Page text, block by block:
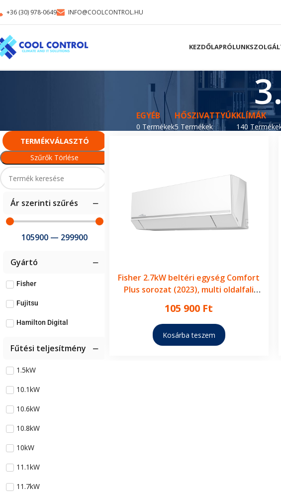
+36 (30) 978-0649 INFO@COOLCONTROL.HU
KEZDŐLAPRÓLUNK
EGYÉB
0 Termékek
HŐSZIVATTYÚK
5 Termékek
KLÍMÁK
140
TERMÉKVÁLASZTÓ
Szűrők Törlése
Ár szerinti szűrés
105900 — 299900
Gyártó
Fisher
Fujitsu
Hamilton Digital
Fűtési teljesítmény
1.5kW
10.1kW
10.6kW
10.8kW
10kW
11.1kW
11.7kW
Fisher 2.7kW beltéri egység Comfort
Plus sorozat (2023), multi oldalfali
105 900 Ft
Kosárba teszem